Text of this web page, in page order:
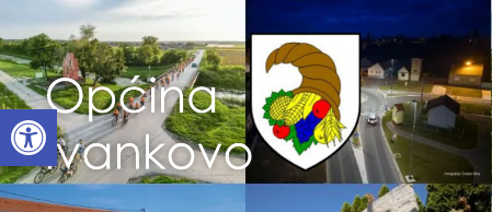
Open toolbar
to
content
to
left
sidebar
to
footer